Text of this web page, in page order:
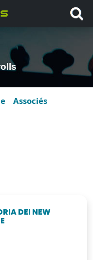
Associés
DEI NEW